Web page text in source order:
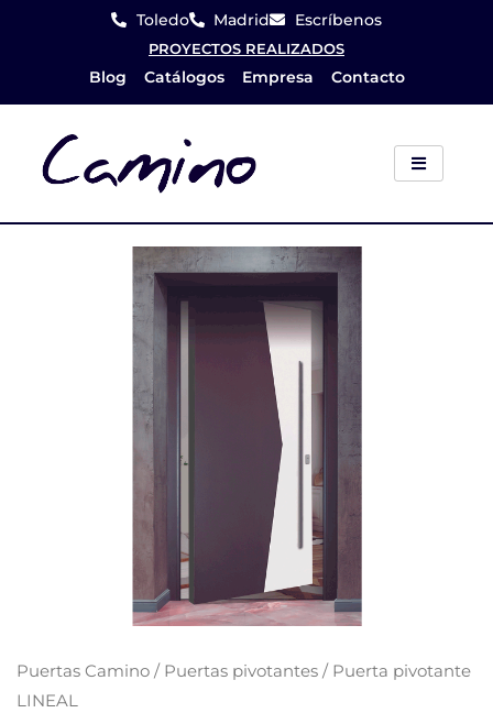
Toledo Madrid Escríbenos
PROYECTOS REALIZADOS
Blog Catálogos Empresa Contacto
Puertas Camino / Puertas pivotantes / Puerta pivotante
LINEAL